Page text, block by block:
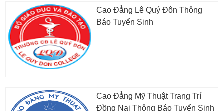
Cao Đẳng Lê Quý Đôn Thông
Báo Tuyển Sinh
Cao Đẳng Mỹ Thuật Trang Trí
Đồng Nai Thông Báo Tuyển Sinh